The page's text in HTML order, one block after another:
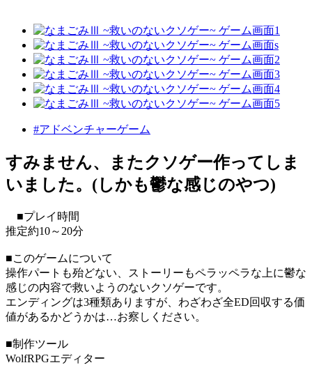
#アドベンチャーゲーム
すみません、またクソゲー作ってしま
いました。(しかも鬱な感じのやつ)
■プレイ時間
推定約10～20分
■このゲームについて
操作パートも殆どない、ストーリーもペラッペラな上に鬱な
感じの内容で救いようのないクソゲーです。
エンディングは3種類ありますが、わざわざ全ED回収する価
値があるかどうかは…お察しください。
■制作ツール
WolfRPGエディター